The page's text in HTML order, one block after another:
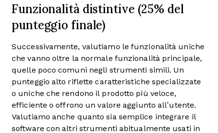
Funzionalità distintive (25% del
punteggio finale)
Successivamente, valutiamo le funzionalità uniche
che vanno oltre la normale funzionalità principale,
quelle poco comuni negli strumenti simili. Un
punteggio alto riflette caratteristiche specializzate
o uniche che rendono il prodotto più veloce,
efficiente o offrono un valore aggiunto all’utente.
Valutiamo anche quanto sia semplice integrare il
software con altri strumenti abitualmente usati in